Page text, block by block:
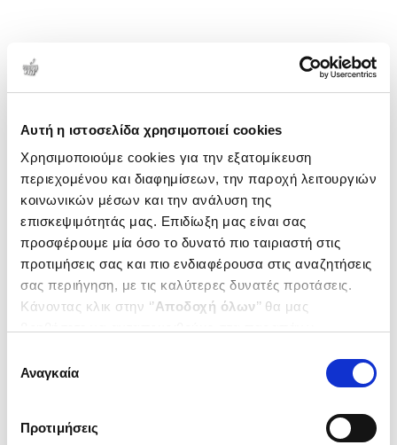
Αυτή η ιστοσελίδα χρησιμοποιεί cookies
Χρησιμοποιούμε cookies για την εξατομίκευση
περιεχομένου και διαφημίσεων, την παροχή λειτουργιών
κοινωνικών μέσων και την ανάλυση της
επισκεψιμότητάς μας. Επιδίωξη μας είναι σας
προσφέρουμε μία όσο το δυνατό πιο ταιριαστή στις
προτιμήσεις σας και πιο ενδιαφέρουσα στις αναζητήσεις
σας περιήγηση, με τις καλύτερες δυνατές προτάσεις.
Κάνοντας κλικ στην ‘’Αποδοχή όλων’’ θα μας
ενδιαφέρουν και να επιλέξετε από τα παρακάτω με την
΄΄και να ενημερωθείτε σχετικά με
συγκατάθεσης
Αναγκαία
Προτιμήσεις